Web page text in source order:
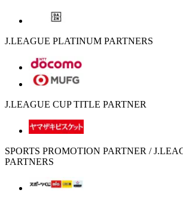
J.LEAGUE PLATINUM PARTNERS
J.LEAGUE CUP TITLE PARTNER
SPORTS PROMOTION PARTNER /
PARTNERS